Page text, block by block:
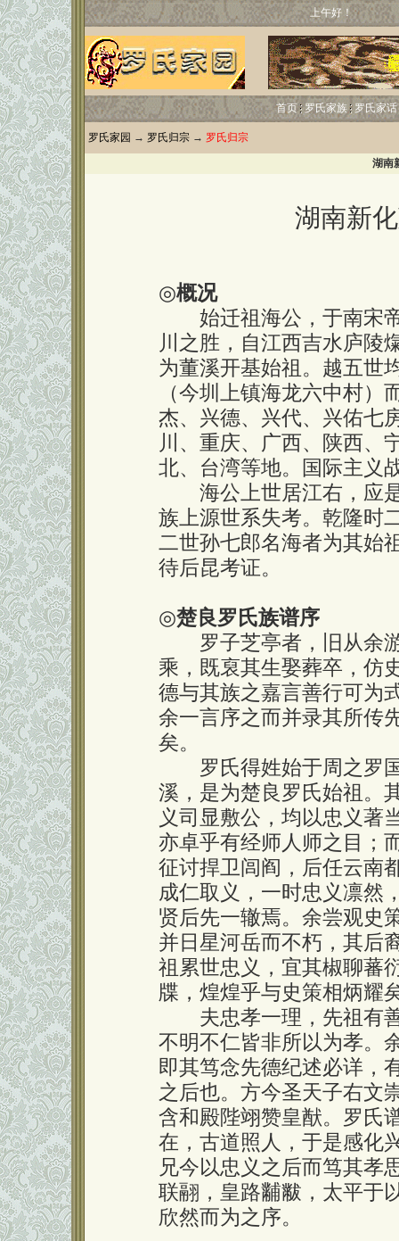
上午好！
首页 罗氏家族 罗氏家话
罗氏家园 → 罗氏归宗 → 罗氏归宗
湖南
湖南新
◎概况
始迁祖海公，于南宋帝
川之胜，自江西吉水庐陵
为董溪开基始祖。越五世
（今圳上镇海龙六中村
杰、兴德、兴代、兴佑七
川、重庆、广西、陕西、
北、台湾等地。国际主义
海公上世居江右，应是
族上源世系失考。乾隆时
二世孙七郎名海者为其始
待后昆考证。
◎楚良罗氏族谱序
罗子芝亭者，旧从余游
乘，既裒其生娶葬卒，仿
德与其族之嘉言善行可为
余一言序之而并录其所传
矣。
罗氏得姓始于周之罗国
溪，是为楚良罗氏始祖。
义司显敷公，均以忠义著
亦卓乎有经师人师之目；
征讨捍卫闾阎，后任云南
成仁取义，一时忠义凛然
贤后先一辙焉。余尝观史
并日星河岳而不朽，其后
祖累世忠义，宜其椒聊蕃
牒，煌煌乎与史策相炳耀
夫忠孝一理，先祖有善
不明不仁皆非所以为孝。
即其笃念先德纪述必详，
之后也。方今圣天子右文
含和殿陛翊赞皇猷。罗氏
在，古道照人，于是感化
兄今以忠义之后而笃其孝
联翮，皇路黼黻，太平于
欣然而为之序。